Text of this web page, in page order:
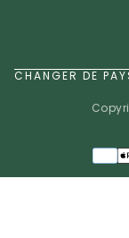
CHANGER DE